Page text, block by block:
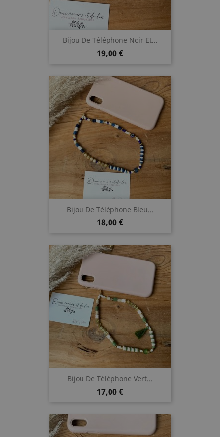
Bijou De Téléphone Noir Et...
Prix
19,00 €
Bijou De Téléphone Bleu...
Prix
18,00 €
Bijou De Téléphone Vert...
Prix
17,00 €